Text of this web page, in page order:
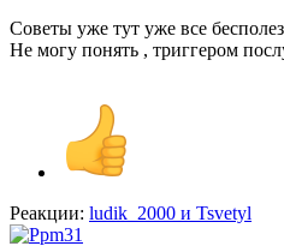
Советы уже тут уже все
Не могу понять , триггером
Реакции: ludik_2000 и Tsvetyl